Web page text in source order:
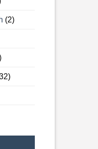
(2)